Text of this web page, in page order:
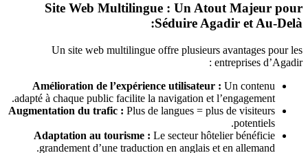
Site Web Multilingue : Un Atout Majeur pour
Séduire Agadir et Au-Delà:
Un site web multilingue offre plusieurs avantages pour les
entreprises d’Agadir :
Amélioration de l’expérience utilisateur : Un contenu
adapté à chaque public facilite la navigation et l’engagement.
Augmentation du trafic : Plus de langues = plus de visiteurs
potentiels.
Adaptation au tourisme : Le secteur hôtelier bénéficie
grandement d’une traduction en anglais et en allemand.